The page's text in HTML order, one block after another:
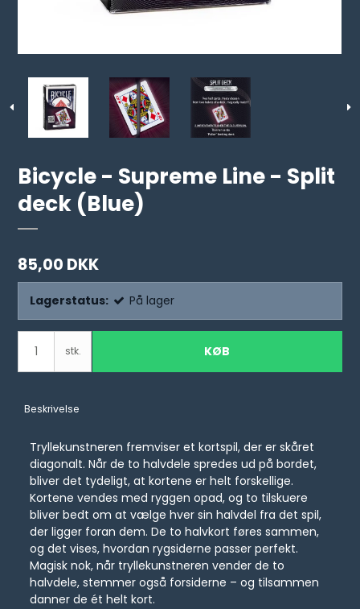
Bicycle - Supreme Line - Split
deck (Blue)
85,00 DKK
Lagerstatus: På lager
stk. KØB
Beskrivelse
Tryllekunstneren fremviser et kortspil, der er skåret
diagonalt. Når de to halvdele spredes ud på bordet,
bliver det tydeligt, at kortene er helt forskellige.
Kortene vendes med ryggen opad, og to tilskuere
bliver bedt om at vælge hver sin halvdel fra det spil,
der ligger foran dem. De to halvkort føres sammen,
og det vises, hvordan rygsiderne passer perfekt.
Magisk nok, når tryllekunstneren vender de to
halvdele, stemmer også forsiderne – og tilsammen
danner de ét helt kort.